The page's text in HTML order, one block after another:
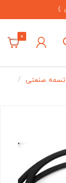
:)
0
تسمه صنعتی